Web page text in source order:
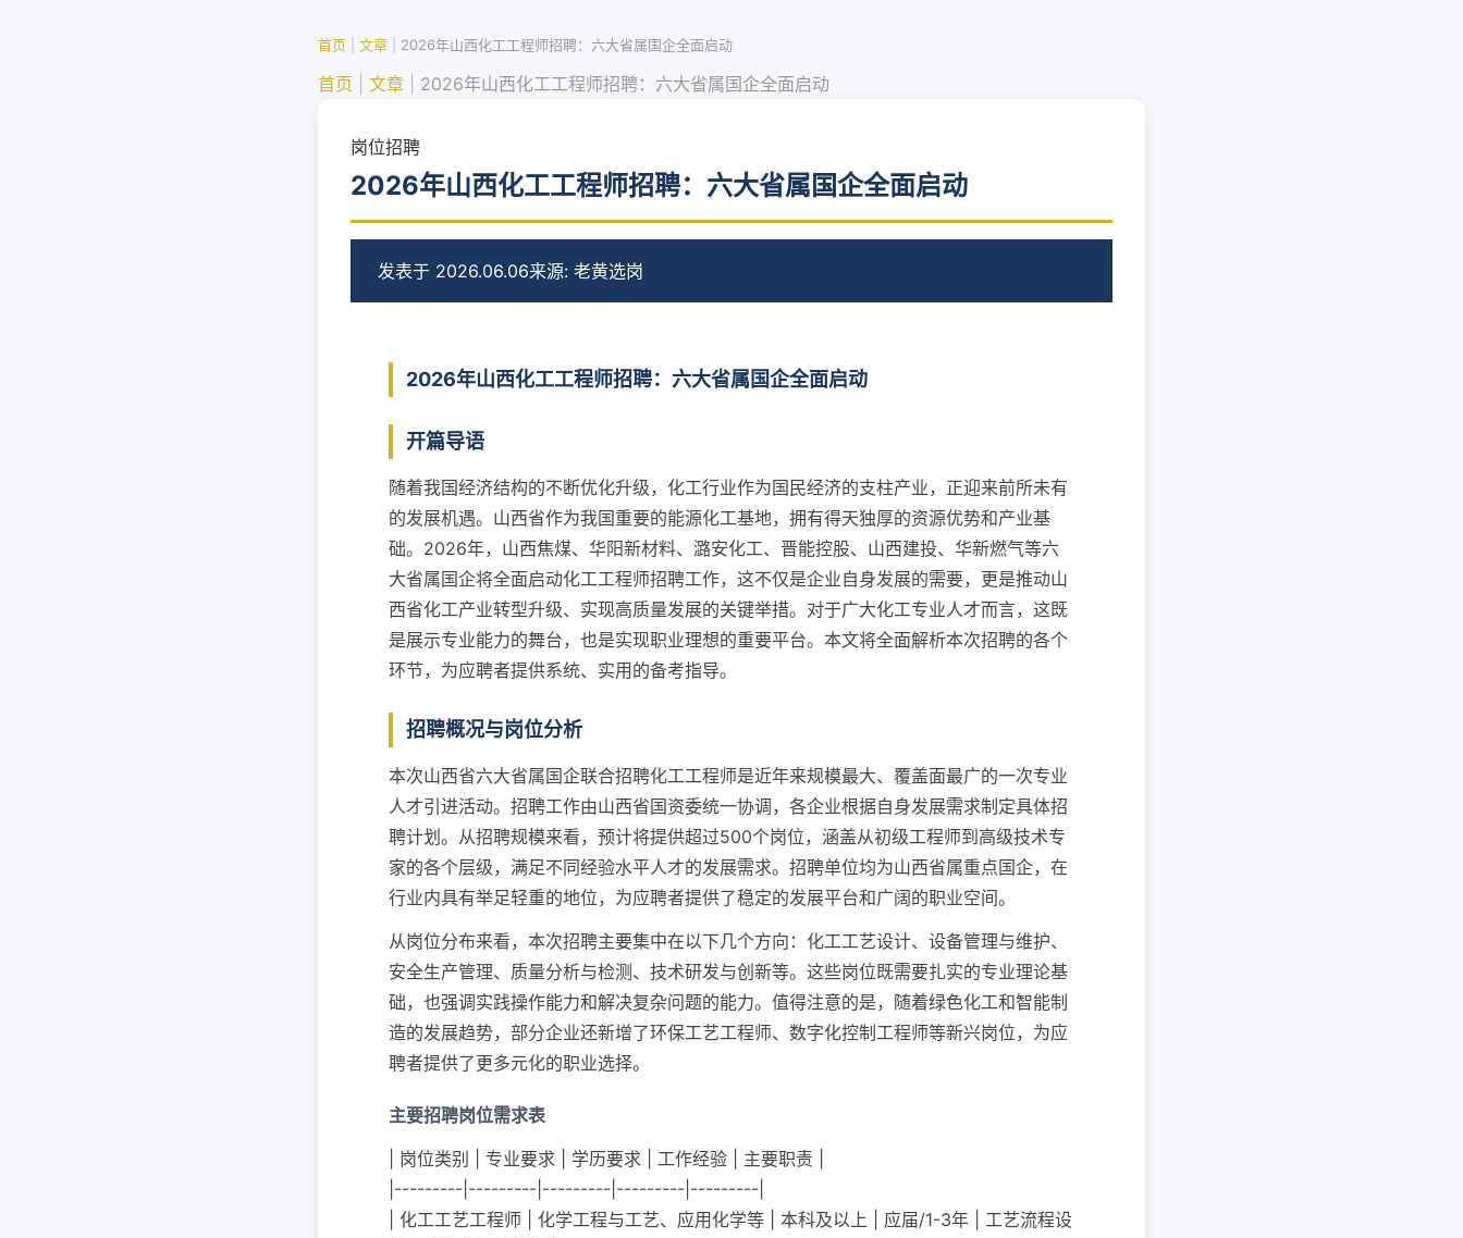
首页 文章 2026年山西化工工程师招聘：六大省属国企全面启动
首页 文章 2026年山西化工工程师招聘：六大省属国企全面启动
岗位招聘
2026年山西化工工程师招聘：六大省属国企全面启动
发表于 2026.06.06来源: 老黄选岗
2026年山西化工工程师招聘：六大省属国企全面启动
开篇导语
随着我国经济结构的不断优化升级，化工行业作为国民经济的支柱产业，正迎来前所未有
的发展机遇。山西省作为我国重要的能源化工基地，拥有得天独厚的资源优势和产业基
础。2026年，山西焦煤、华阳新材料、潞安化工、晋能控股、山西建投、华新燃气等六
大省属国企将全面启动化工工程师招聘工作，这不仅是企业自身发展的需要，更是推动山
西省化工产业转型升级、实现高质量发展的关键举措。对于广大化工专业人才而言，这既
是展示专业能力的舞台，也是实现职业理想的重要平台。本文将全面解析本次招聘的各个
环节，为应聘者提供系统、实用的备考指导。
招聘概况与岗位分析
本次山西省六大省属国企联合招聘化工工程师是近年来规模最大、覆盖面最广的一次专业
人才引进活动。招聘工作由山西省国资委统一协调，各企业根据自身发展需求制定具体招
聘计划。从招聘规模来看，预计将提供超过500个岗位，涵盖从初级工程师到高级技术专
家的各个层级，满足不同经验水平人才的发展需求。招聘单位均为山西省属重点国企，在
行业内具有举足轻重的地位，为应聘者提供了稳定的发展平台和广阔的职业空间。
从岗位分布来看，本次招聘主要集中在以下几个方向：化工工艺设计、设备管理与维护、
安全生产管理、质量分析与检测、技术研发与创新等。这些岗位既需要扎实的专业理论基
础，也强调实践操作能力和解决复杂问题的能力。值得注意的是，随着绿色化工和智能制
造的发展趋势，部分企业还新增了环保工艺工程师、数字化控制工程师等新兴岗位，为应
聘者提供了更多元化的职业选择。
主要招聘岗位需求表
| 岗位类别 | 专业要求 | 学历要求 | 工作经验 | 主要职责 |
|---------|---------|---------|---------|---------|
| 化工工艺工程师 | 化学工程与工艺、应用化学等 | 本科及以上 | 应届/1-3年 | 工艺流程设